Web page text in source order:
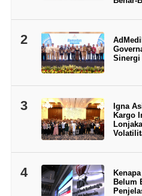
2
Sinergi
3
Igna
Kargo
4
Belum